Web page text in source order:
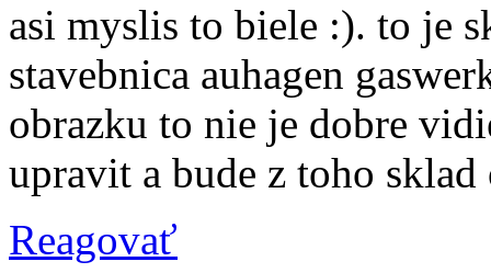
asi myslis to biele :). to je
stavebnica auhagen
obrazku to nie je dobre
upravit a bude z toho
Reagovať